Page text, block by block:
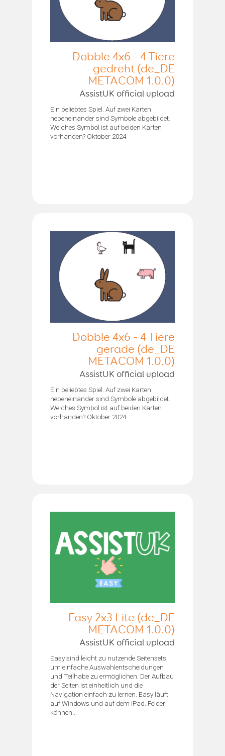
Dobble 4x6 - 4 Tiere
gedreht (de_DE
METACOM 1.0.0)
AssistUK official upload
Ein beliebtes Spiel. Auf zwei Karten
nebeneinander sind Symbole abgebildet.
Welches Symbol ist auf beiden Karten
vorhanden? Oktober 2024
Dobble 4x6 - 4 Tiere
gerade (de_DE
METACOM 1.0.0)
AssistUK official upload
Ein beliebtes Spiel. Auf zwei Karten
nebeneinander sind Symbole abgebildet.
Welches Symbol ist auf beiden Karten
vorhanden? Oktober 2024
Easy 2x3 Lite (de_DE
METACOM 1.0.0)
AssistUK official upload
Easy sind leicht zu nutzende Seitensets,
um einfache Auswahlentscheidungen
und Teilhabe zu ermöglichen. Der Aufbau
der Seiten ist einheitlich und die
Navigation einfach zu lernen. Easy läuft
auf Windows und auf dem iPad. Felder
können...